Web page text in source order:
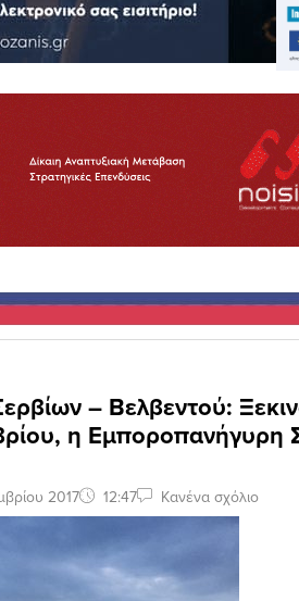
– Βελβεντού:
η Εμποροπανήγυρη
2017 12:47 Κανένα σχόλιο